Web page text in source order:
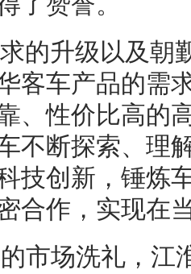
的升级以及朝
客车产品的需
、性价比高的
不断探索、理
技创新，锤炼
合作，实现在
市场洗礼，江